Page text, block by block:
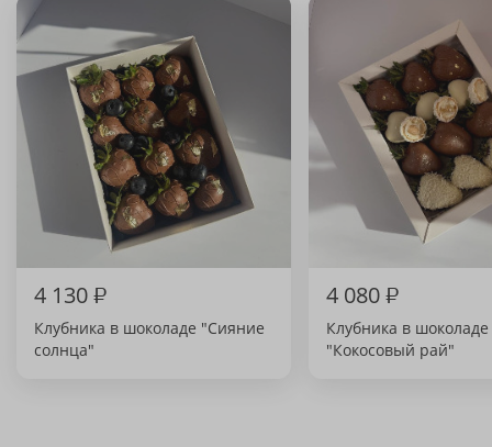
4 130₽
Клубника в шоколаде "Сияние
солнца"
4 080₽
Клубника в шоколаде
"Кокосовый рай"